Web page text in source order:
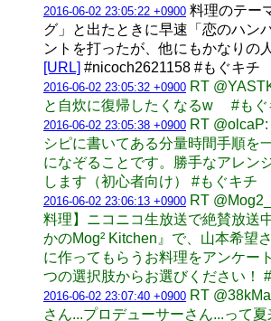
2016-06-02 23:05:22 +0900 料理のテー
グ」と出たときに早速「恋のハン
ントを打ったが、他にもかなりの
[URL] #nicoch2621158 #もぐキチ
2016-06-02 23:05:32 +0900 RT
と自炊に復帰したくなるw #もぐ
2016-06-02 23:05:38 +0900 RT
シピに書いてある分量時間手順を
になぞることです。勝手なアレン
します（初心者向け） #もぐキチ
2016-06-02 23:06:13 +0900 RT
料理】ニコニコ生放送で絶賛放送
かのMog² Kitchen』で、山本希望
に作ってもらうお料理をアンケー
つの選択肢からお選びください！
2016-06-02 23:07:40 +0900 RT
さん...プロデューサーさん...って